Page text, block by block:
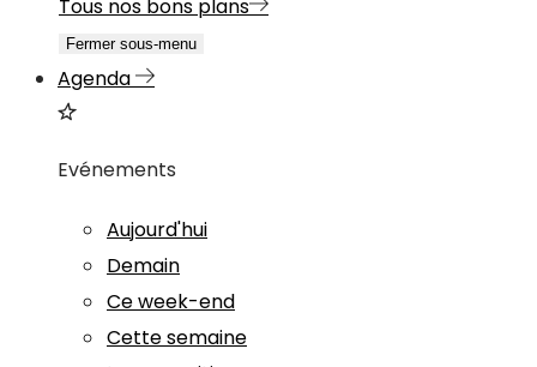
Tous nos bons plans
Fermer sous-menu
Agenda
Evénements
Aujourd'hui
Demain
Ce week-end
Cette semaine